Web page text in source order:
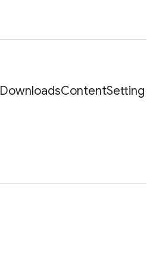
DownloadsContentSetting